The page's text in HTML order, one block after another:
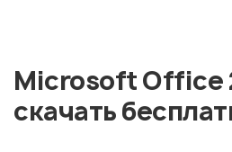
Microsoft Office
скачать